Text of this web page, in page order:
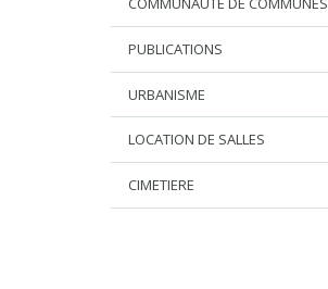
PUBLICATIONS
URBANISME
LOCATION DE SALLES
CIMETIERE